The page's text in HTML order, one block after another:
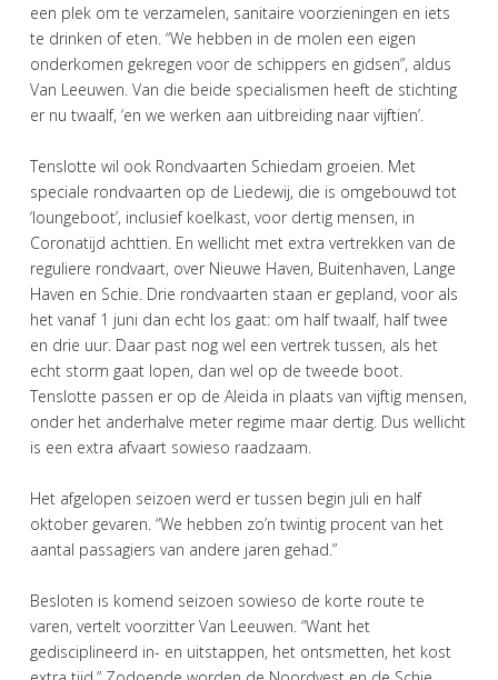
een plek om te verzamelen, sanitaire voorzieningen en iets
te drinken of eten. “We hebben in de molen een eigen
onderkomen gekregen voor de schippers en gidsen”, aldus
Van Leeuwen. Van die beide specialismen heeft de stichting
er nu twaalf, ‘en we werken aan uitbreiding naar vijftien’.
Tenslotte wil ook Rondvaarten Schiedam groeien. Met
speciale rondvaarten op de Liedewij, die is omgebouwd tot
‘loungeboot’, inclusief koelkast, voor dertig mensen, in
Coronatijd achttien. En wellicht met extra vertrekken van de
reguliere rondvaart, over Nieuwe Haven, Buitenhaven, Lange
Haven en Schie. Drie rondvaarten staan er gepland, voor als
het vanaf 1 juni dan echt los gaat: om half twaalf, half twee
en drie uur. Daar past nog wel een vertrek tussen, als het
echt storm gaat lopen, dan wel op de tweede boot.
Tenslotte passen er op de Aleida in plaats van vijftig mensen,
onder het anderhalve meter regime maar dertig. Dus wellicht
is een extra afvaart sowieso raadzaam.
Het afgelopen seizoen werd er tussen begin juli en half
oktober gevaren. “We hebben zo’n twintig procent van het
aantal passagiers van andere jaren gehad.”
Besloten is komend seizoen sowieso de korte route te
varen, vertelt voorzitter Van Leeuwen. “Want het
gedisciplineerd in- en uitstappen, het ontsmetten, het kost